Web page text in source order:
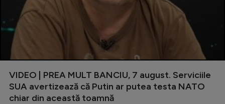
VIDEO | PREA MULT BANCIU, 7 august. Serviciile
SUA avertizează că Putin ar putea testa NATO
chiar din această toamnă